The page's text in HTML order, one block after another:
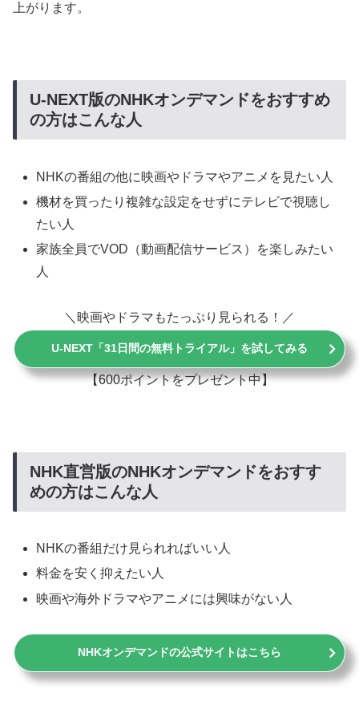
上がります。
U-NEXT版のNHKオンデマンドをおすすめ
の方はこんな人
NHKの番組の他に映画やドラマやアニメを見たい人
機材を買ったり複雑な設定をせずにテレビで視聴し
たい人
家族全員でVOD（動画配信サービス）を楽しみたい
人
＼映画やドラマもたっぷり見られる！／
U-NEXT「31日間の無料トライアル」を試してみる
【600ポイントをプレゼント中】
NHK直営版のNHKオンデマンドをおすす
めの方はこんな人
NHKの番組だけ見られればいい人
料金を安く抑えたい人
映画や海外ドラマやアニメには興味がない人
NHKオンデマンドの公式サイトはこちら